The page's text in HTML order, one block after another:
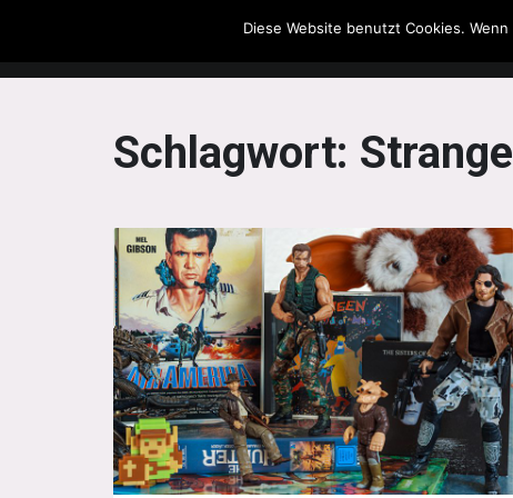
The Howling Men
Schlagwort:
Diese Website benutzt Cookies.